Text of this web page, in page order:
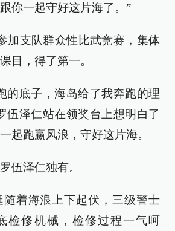
你一起守好这片海了。”
加支队群众性比武竞赛，集体
目，得了第一。
的底子，海岛给了我奔跑的理
伍泽仁站在领奖台上想明白了
跑赢风浪，守好这片海。
伍泽仁独有。
着海浪上下起伏，三级警士
检修机械，检修过程一气呵